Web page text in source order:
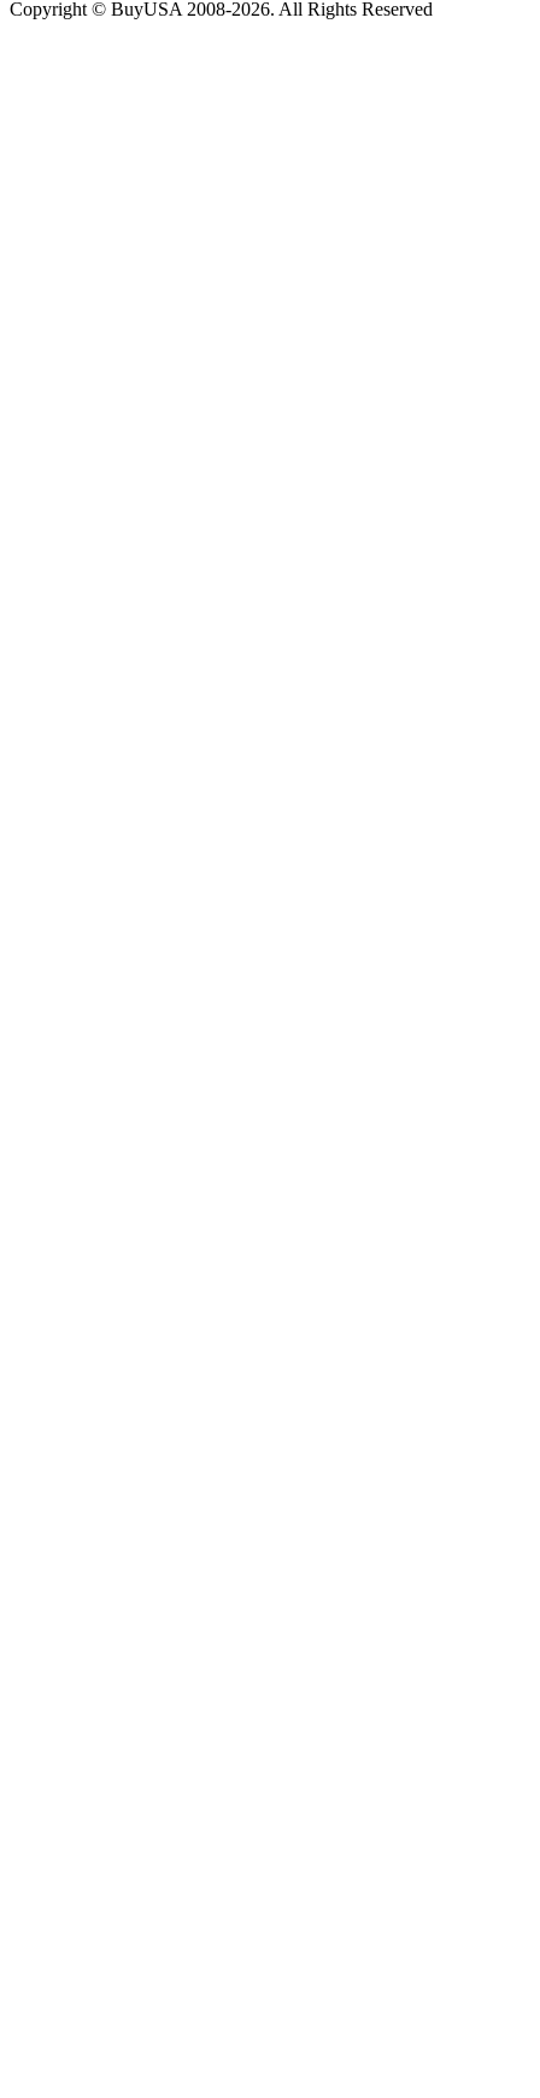
Copyright © BuyUSA 2008-2026. All Rights Reserved